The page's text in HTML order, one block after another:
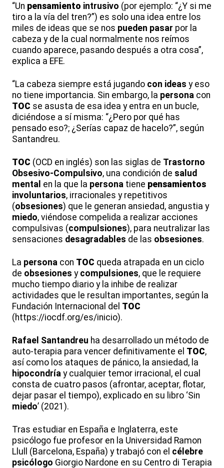
“Un pensamiento intrusivo (por ejemplo: “¿Y si me
tiro a la vía del tren?”) es solo una idea entre los
miles de ideas que se nos pueden pasar por la
cabeza y de la cual normalmente nos reímos
cuando aparece, pasando después a otra cosa”,
explica a EFE.
“La cabeza siempre está jugando con ideas y eso
no tiene importancia. Sin embargo, la persona con
TOC se asusta de esa idea y entra en un bucle,
diciéndose a sí misma: “¿Pero por qué has
pensado eso?; ¿Serías capaz de hacelo?”, según
Santandreu.
TOC (OCD en inglés) son las siglas de Trastorno
Obsesivo-Compulsivo, una condición de salud
mental en la que la persona tiene pensamientos
involuntarios, irracionales y repetitivos
(obsesiones) que le generan ansiedad, angustia y
miedo, viéndose compelida a realizar acciones
compulsivas (compulsiones), para neutralizar las
sensaciones desagradables de las obsesiones.
La persona con TOC queda atrapada en un ciclo
de obsesiones y compulsiones, que le requiere
mucho tiempo diario y la inhibe de realizar
actividades que le resultan importantes, según la
Fundación Internacional del TOC
(https://iocdf.org/es/inicio).
Rafael Santandreu ha desarrollado un método de
auto-terapia para vencer definitivamente el TOC,
así como los ataques de pánico, la ansiedad, la
hipocondría y cualquier temor irracional, el cual
consta de cuatro pasos (afrontar, aceptar, flotar,
dejar pasar el tiempo), explicado en su libro ‘Sin
miedo’ (2021).
Tras estudiar en España e Inglaterra, este
psicólogo fue profesor en la Universidad Ramon
Llull (Barcelona, España) y trabajó con el célebre
psicólogo Giorgio Nardone en su Centro di Terapia